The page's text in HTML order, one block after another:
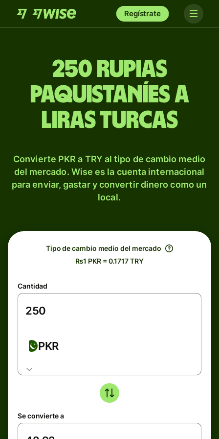
Regístrate
250 rupias
paquistaníes a
liras turcas
Convierte PKR a TRY al tipo de cambio medio
del mercado. Wise es la cuenta internacional
para enviar, gastar y convertir dinero como un
local.
Tipo de cambio medio del mercado
₨1 PKR = 0.1717 TRY
Cantidad
PKR
Se convierte a